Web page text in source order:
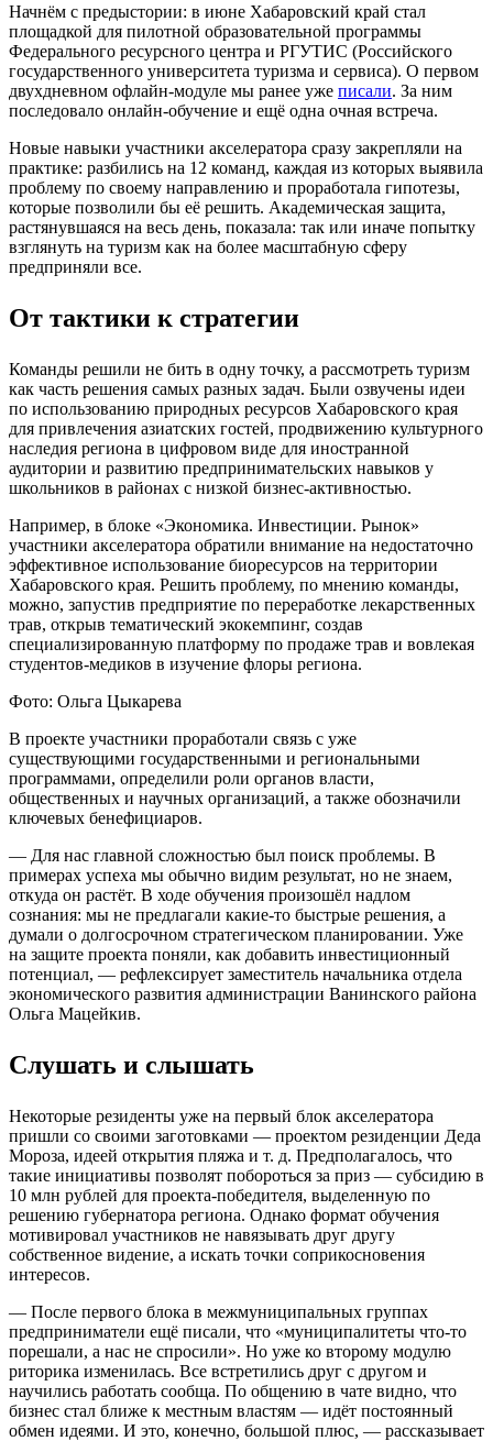
Начнём с предыстории: в июне Хабаровский край стал
площадкой для пилотной образовательной программы
Федерального ресурсного центра и РГУТИС (Российского
государственного университета туризма и сервиса). О первом
двухдневном офлайн-модуле мы ранее уже писали. За ним
последовало онлайн-обучение и ещё одна очная встреча.
Новые навыки участники акселератора сразу закрепляли на
практике: разбились на 12 команд, каждая из которых выявила
проблему по своему направлению и проработала гипотезы,
которые позволили бы её решить. Академическая защита,
растянувшаяся на весь день, показала: так или иначе попытку
взглянуть на туризм как на более масштабную сферу
предприняли все.
От тактики к стратегии
Команды решили не бить в одну точку, а рассмотреть туризм
как часть решения самых разных задач. Были озвучены идеи
по использованию природных ресурсов Хабаровского края
для привлечения азиатских гостей, продвижению культурного
наследия региона в цифровом виде для иностранной
аудитории и развитию предпринимательских навыков у
школьников в районах с низкой бизнес-активностью.
Например, в блоке «Экономика. Инвестиции. Рынок»
участники акселератора обратили внимание на недостаточно
эффективное использование биоресурсов на территории
Хабаровского края. Решить проблему, по мнению команды,
можно, запустив предприятие по переработке лекарственных
трав, открыв тематический экокемпинг, создав
специализированную платформу по продаже трав и вовлекая
студентов-медиков в изучение флоры региона.
Фото: Ольга Цыкарева
В проекте участники проработали связь с уже
существующими государственными и региональными
программами, определили роли органов власти,
общественных и научных организаций, а также обозначили
ключевых бенефициаров.
— Для нас главной сложностью был поиск проблемы. В
примерах успеха мы обычно видим результат, но не знаем,
откуда он растёт. В ходе обучения произошёл надлом
сознания: мы не предлагали какие-то быстрые решения, а
думали о долгосрочном стратегическом планировании. Уже
на защите проекта поняли, как добавить инвестиционный
потенциал, — рефлексирует заместитель начальника отдела
экономического развития администрации Ванинского района
Ольга Мацейкив.
Слушать и слышать
Некоторые резиденты уже на первый блок акселератора
пришли со своими заготовками — проектом резиденции Деда
Мороза, идеей открытия пляжа и т. д. Предполагалось, что
такие инициативы позволят побороться за приз — субсидию в
10 млн рублей для проекта-победителя, выделенную по
решению губернатора региона. Однако формат обучения
мотивировал участников не навязывать друг другу
собственное видение, а искать точки соприкосновения
интересов.
— После первого блока в межмуниципальных группах
предприниматели ещё писали, что «муниципалитеты что-то
порешали, а нас не спросили». Но уже ко второму модулю
риторика изменилась. Все встретились друг с другом и
научились работать сообща. По общению в чате видно, что
бизнес стал ближе к местным властям — идёт постоянный
обмен идеями. И это, конечно, большой плюс, — рассказывает